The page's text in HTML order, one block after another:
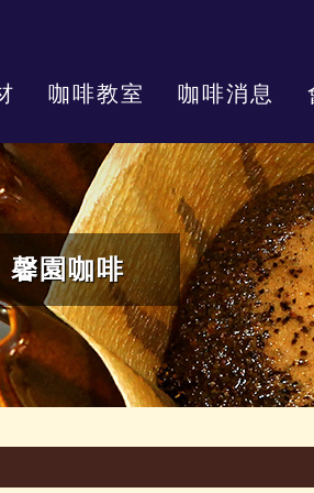
咖啡教室 咖啡消息
馨園咖啡